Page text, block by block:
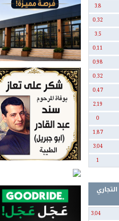
3.8
0.32
3.5
0.11
0.98
0.32
0.47
2.19
0
1.87
3.04
1
3.04